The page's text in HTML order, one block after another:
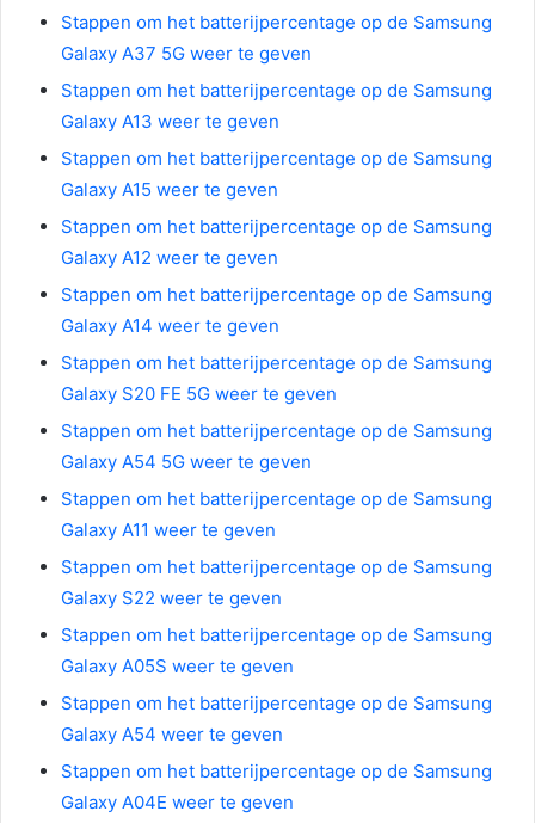
Stappen om het batterijpercentage op de Samsung
Galaxy A37 5G weer te geven
Stappen om het batterijpercentage op de Samsung
Galaxy A13 weer te geven
Stappen om het batterijpercentage op de Samsung
Galaxy A15 weer te geven
Stappen om het batterijpercentage op de Samsung
Galaxy A12 weer te geven
Stappen om het batterijpercentage op de Samsung
Galaxy A14 weer te geven
Stappen om het batterijpercentage op de Samsung
Galaxy S20 FE 5G weer te geven
Stappen om het batterijpercentage op de Samsung
Galaxy A54 5G weer te geven
Stappen om het batterijpercentage op de Samsung
Galaxy A11 weer te geven
Stappen om het batterijpercentage op de Samsung
Galaxy S22 weer te geven
Stappen om het batterijpercentage op de Samsung
Galaxy A05S weer te geven
Stappen om het batterijpercentage op de Samsung
Galaxy A54 weer te geven
Stappen om het batterijpercentage op de Samsung
Galaxy A04E weer te geven